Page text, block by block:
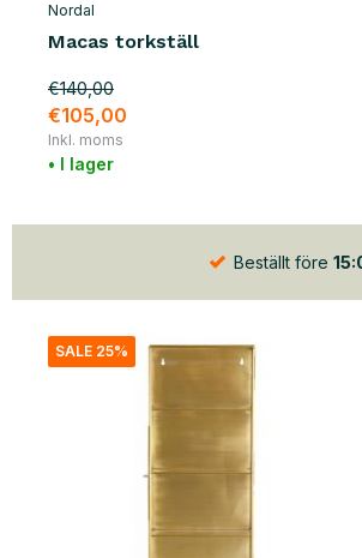
Nordal
Macas torkställ
€140,00
€105,00
Inkl. moms
• I lager
Beställt före
SALE 25%